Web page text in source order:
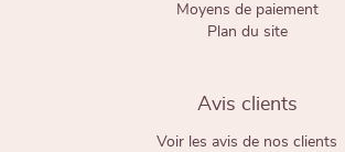
Moyens de paiement
Plan du site
Avis clients
Voir les avis de nos clients